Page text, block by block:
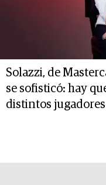
Solazzi, de
se sofisticó: hay
distintos